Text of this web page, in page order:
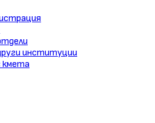
институции
кмета